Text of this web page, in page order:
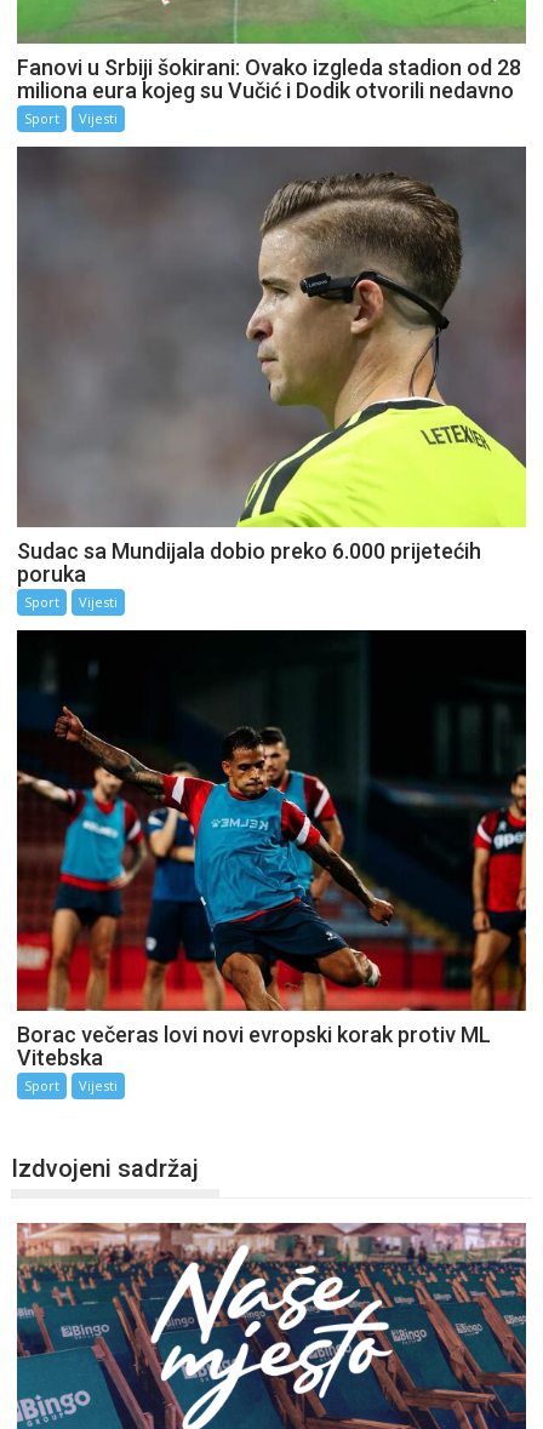
Fanovi u Srbiji šokirani: Ovako izgleda stadion od 28
miliona eura kojeg su Vučić i Dodik otvorili nedavno
Sport Vijesti
Sudac sa Mundijala dobio preko 6.000 prijetećih
poruka
Sport Vijesti
Borac večeras lovi novi evropski korak protiv ML
Vitebska
Sport Vijesti
Izdvojeni sadržaj